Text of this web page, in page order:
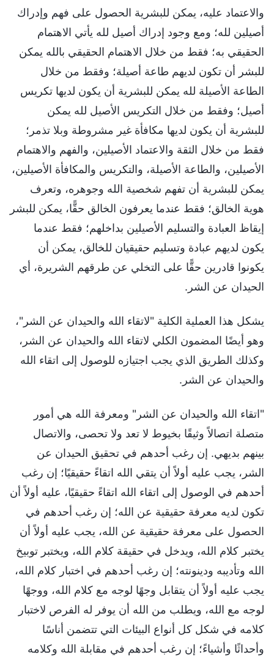
والاعتماد عليه، يمكن للبشرية الحصول على فهم وإدراك
أصيلين لله؛ ومع وجود إدراك أصيل لله يأتي الاهتمام
الحقيقي به؛ فقط من خلال الاهتمام الحقيقي بالله يمكن
للبشر أن تكون لديهم طاعة أصيلة؛ وفقط من خلال
الطاعة الأصيلة لله يمكن للبشرية أن يكون لديها تكريس
أصيل؛ وفقط من خلال التكريس الأصيل لله يمكن
للبشرية أن يكون لديها مكافأة غير مشروطة وبلا تذمر؛
فقط من خلال الثقة والاعتماد الأصيلين، والفهم والاهتمام
الأصيلين، والطاعة الأصيلة، والتكريس والمكافأة الأصيلين،
يمكن للبشرية أن تفهم شخصية الله وجوهره، وتعرف
هوية الخالق؛ فقط عندما يعرفون الخالق حقًّا، يمكن للبشر
إيقاظ العبادة والتسليم الأصيلين بداخلهم؛ فقط عندما
يكون لديهم عبادة وتسليم حقيقيان للخالق، يمكن أن
يكونوا قادرين حقًّا على التخلي عن طرقهم الشريرة، أي
الحيدان عن الشر.
يشكل هذا العملية الكلية "لاتقاء الله والحيدان عن الشر"،
وهو أيضًا المضمون الكلي لاتقاء الله والحيدان عن الشر،
وكذلك الطريق الذي يجب اجتيازه للوصول إلى اتقاء الله
والحيدان عن الشر.
"اتقاء الله والحيدان عن الشر" ومعرفة الله هي أمور
متصلة اتصالاً وثيقًا بخيوط لا تعد ولا تحصى، والاتصال
بينهم بديهي. إن رغب أحدهم في تحقيق الحيدان عن
الشر، يجب عليه أولاً أن يتقي الله اتقاءً حقيقيًا؛ إن رغب
أحدهم في الوصول إلى اتقاء الله اتقاءً حقيقيًا، عليه أولاً أن
تكون لديه معرفة حقيقية عن الله؛ إن رغب أحدهم في
الحصول على معرفة حقيقية عن الله، يجب عليه أولاً أن
يختبر كلام الله، ويدخل في حقيقة كلام الله، ويختبر توبيخ
الله وتأديبه ودينونته؛ إن رغب أحدهم في اختبار كلام الله،
يجب عليه أولاً أن يتقابل وجهًا لوجه مع كلام الله، ووجهًا
لوجه مع الله، ويطلب من الله أن يوفر له الفرص لاختبار
كلامه في شكل كل أنواع البيئات التي تتضمن أناسًا
وأحداثًا وأشياءً؛ إن رغب أحدهم في مقابلة الله وكلامه